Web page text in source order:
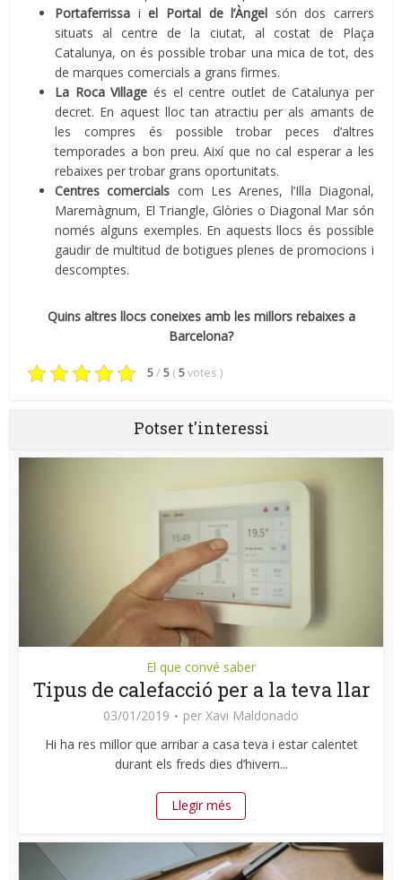
Portaferrissa iel Portal de l’Àngel són dos carrers
situats al centre de la ciutat, al costat de Plaça
Catalunya, on és possible trobar una mica de tot, des
de marques comercials a grans firmes.
La RocaVillage és el centre outlet de Catalunya per
decret. En aquest lloc tan atractiu per als amants de
les compres és possible trobar peces d’altres
temporades a bon preu. Així que no cal esperar a les
rebaixes per trobar grans oportunitats.
Centres comercials com Les Arenes, l’Illa Diagonal,
Maremàgnum, El Triangle, Glòries o Diagonal Mar són
només alguns exemples. En aquests llocs és possible
gaudir de multitud de botigues plenes de promocions i
descomptes.
Quins altres llocs coneixes amb les millors rebaixes a
Barcelona?
5/ 5 (5votes )
Potser t'interessi
El que convé saber
Tipus de calefacció per a la teva llar
03/01/2019 per Xavi Maldonado
Hi ha res millor que arribar a casa teva i estar calentet
durant els freds dies d’hivern...
Llegir més